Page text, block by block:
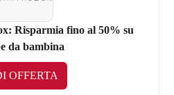
Risparmia fino al 50% su
da bambina
OFFERTA